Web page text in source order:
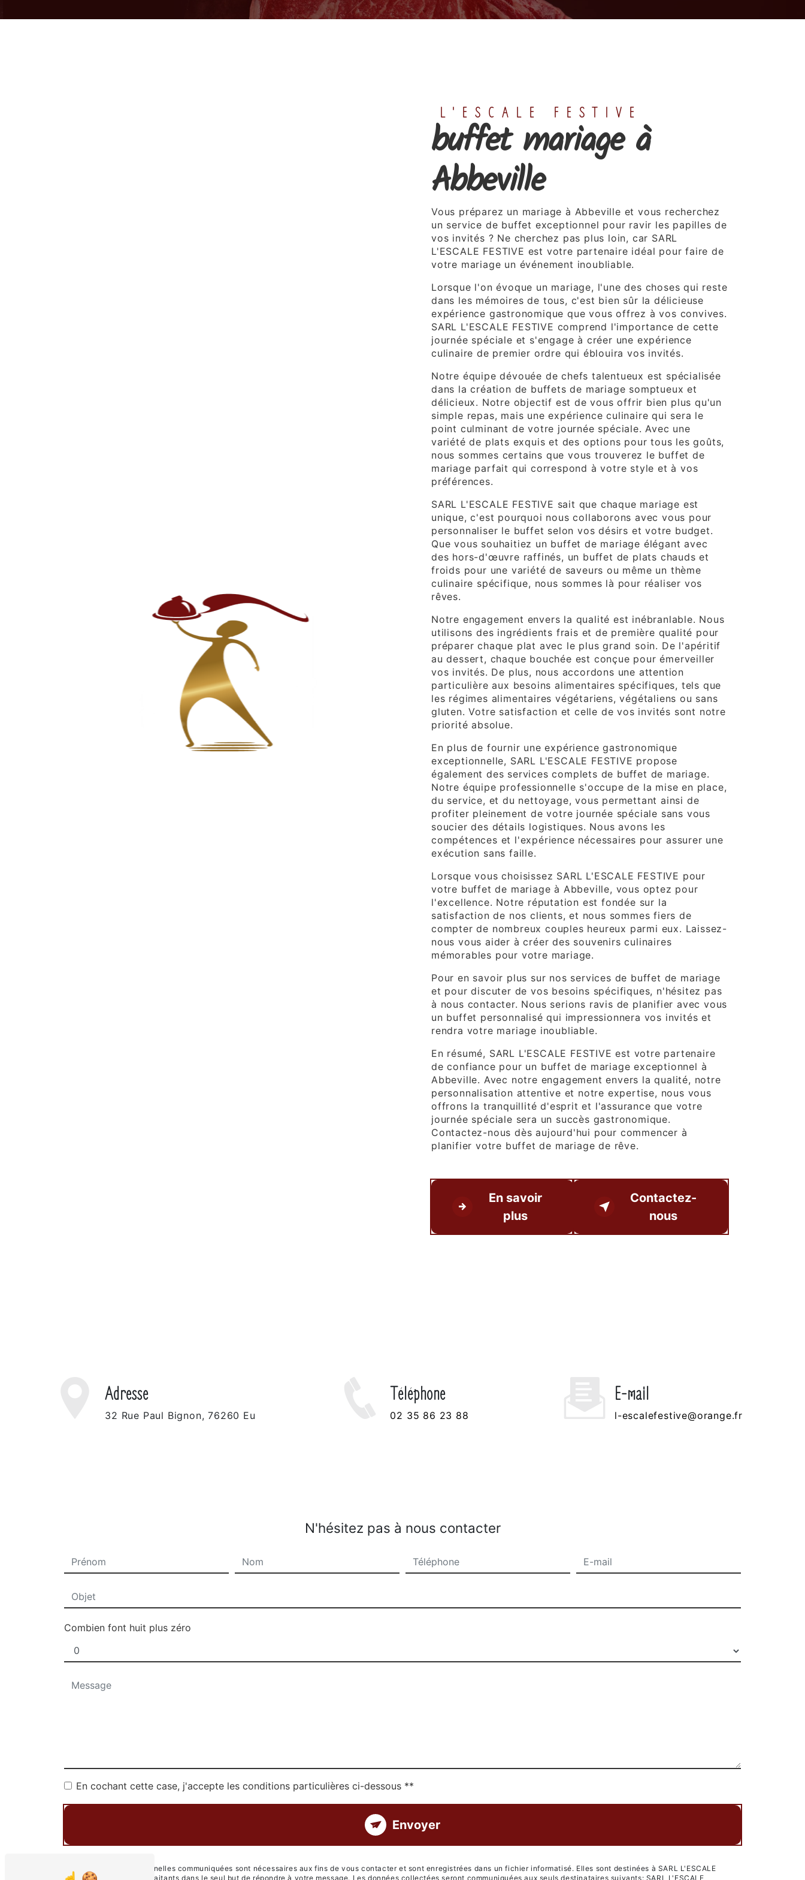
L'ESCALE FESTIVE
buffet mariage à
Abbeville
Vous préparez un mariage à Abbeville et vous recherchez
un service de buffet exceptionnel pour ravir les papilles de
vos invités ? Ne cherchez pas plus loin, car SARL
L'ESCALE FESTIVE est votre partenaire idéal pour faire de
votre mariage un événement inoubliable.
Lorsque l'on évoque un mariage, l'une des choses qui reste
dans les mémoires de tous, c'est bien sûr la délicieuse
expérience gastronomique que vous offrez à vos convives.
SARL L'ESCALE FESTIVE comprend l'importance de cette
journée spéciale et s'engage à créer une expérience
culinaire de premier ordre qui éblouira vos invités.
Notre équipe dévouée de chefs talentueux est spécialisée
dans la création de buffets de mariage somptueux et
délicieux. Notre objectif est de vous offrir bien plus qu'un
simple repas, mais une expérience culinaire qui sera le
point culminant de votre journée spéciale. Avec une
variété de plats exquis et des options pour tous les goûts,
nous sommes certains que vous trouverez le buffet de
mariage parfait qui correspond à votre style et à vos
préférences.
SARL L'ESCALE FESTIVE sait que chaque mariage est
unique, c'est pourquoi nous collaborons avec vous pour
personnaliser le buffet selon vos désirs et votre budget.
Que vous souhaitiez un buffet de mariage élégant avec
des hors-d'œuvre raffinés, un buffet de plats chauds et
froids pour une variété de saveurs ou même un thème
culinaire spécifique, nous sommes là pour réaliser vos
rêves.
Notre engagement envers la qualité est inébranlable. Nous
utilisons des ingrédients frais et de première qualité pour
préparer chaque plat avec le plus grand soin. De l'apéritif
au dessert, chaque bouchée est conçue pour émerveiller
vos invités. De plus, nous accordons une attention
particulière aux besoins alimentaires spécifiques, tels que
les régimes alimentaires végétariens, végétaliens ou sans
gluten. Votre satisfaction et celle de vos invités sont notre
priorité absolue.
En plus de fournir une expérience gastronomique
exceptionnelle, SARL L'ESCALE FESTIVE propose
également des services complets de buffet de mariage.
Notre équipe professionnelle s'occupe de la mise en place,
du service, et du nettoyage, vous permettant ainsi de
profiter pleinement de votre journée spéciale sans vous
soucier des détails logistiques. Nous avons les
compétences et l'expérience nécessaires pour assurer une
exécution sans faille.
Lorsque vous choisissez SARL L'ESCALE FESTIVE pour
votre buffet de mariage à Abbeville, vous optez pour
l'excellence. Notre réputation est fondée sur la
satisfaction de nos clients, et nous sommes fiers de
compter de nombreux couples heureux parmi eux. Laissez-
nous vous aider à créer des souvenirs culinaires
mémorables pour votre mariage.
Pour en savoir plus sur nos services de buffet de mariage
et pour discuter de vos besoins spécifiques, n'hésitez pas
à nous contacter. Nous serions ravis de planifier avec vous
un buffet personnalisé qui impressionnera vos invités et
rendra votre mariage inoubliable.
En résumé, SARL L'ESCALE FESTIVE est votre partenaire
de confiance pour un buffet de mariage exceptionnel à
Abbeville. Avec notre engagement envers la qualité, notre
personnalisation attentive et notre expertise, nous vous
offrons la tranquillité d'esprit et l'assurance que votre
journée spéciale sera un succès gastronomique.
Contactez-nous dès aujourd'hui pour commencer à
planifier votre buffet de mariage de rêve.
En savoir
plus
Contactez-
nous
Adresse
32 Rue Paul Bignon, 76260 Eu
Téléphone
02 35 86 23 88
E-mail
l-escalefestive@orange.fr
N'hésitez pas à nous contacter
Combien font huit plus zéro
En cochant cette case, j'accepte les conditions particulières ci-dessous **
Envoyer
** Les données personnelles communiquées sont nécessaires aux fins de vous contacter et sont enregistrées dans un fichier informatisé. Elles sont destinées à SARL L'ESCALE
FESTIVE et ses sous-traitants dans le seul but de répondre à votre message. Les données collectées seront communiquées aux seuls destinataires suivants: SARL L'ESCALE